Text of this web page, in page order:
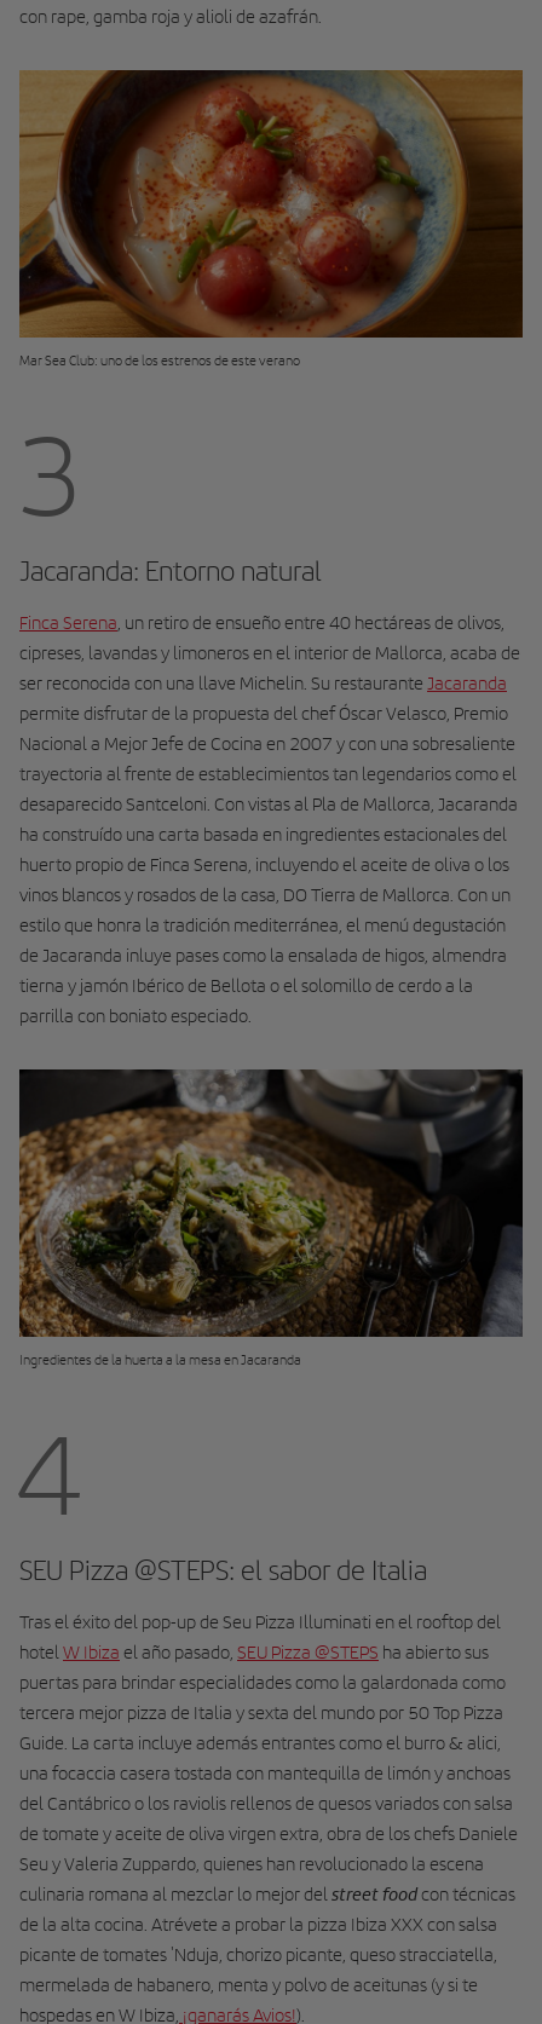
con rape, gamba roja y alioli de azafrán.
Mar Sea Club: uno de los estrenos de este verano
3
Jacaranda: Entorno natural
Finca Serena, un retiro de ensueño entre 40 hectáreas de olivos,
cipreses, lavandas y limoneros en el interior de Mallorca, acaba de
ser reconocida con una llave Michelin. Su restaurante Jacaranda
permite disfrutar de la propuesta del chef Óscar Velasco, Premio
Nacional a Mejor Jefe de Cocina en 2007 y con una sobresaliente
trayectoria al frente de establecimientos tan legendarios como el
desaparecido Santceloni. Con vistas al Pla de Mallorca, Jacaranda
ha construído una carta basada en ingredientes estacionales del
huerto propio de Finca Serena, incluyendo el aceite de oliva o los
vinos blancos y rosados de la casa, DO Tierra de Mallorca. Con un
estilo que honra la tradición mediterránea, el menú degustación
de Jacaranda inluye pases como la ensalada de higos, almendra
tierna y jamón Ibérico de Bellota o el solomillo de cerdo a la
parrilla con boniato especiado.
Ingredientes de la huerta a la mesa en Jacaranda
4
SEU Pizza @STEPS: el sabor de Italia
Tras el éxito del pop-up de Seu Pizza Illuminati en el rooftop del
hotelW Ibiza el año pasado, SEU Pizza @STEPS ha abierto sus
puertas para brindar especialidades como la galardonada como
tercera mejor pizza de Italia y sexta del mundo por 50 Top Pizza
Guide. La carta incluye además entrantes como el burro & alici,
una focaccia casera tostada con mantequilla de limón y anchoas
del Cantábrico o los raviolis rellenos de quesos variados con salsa
de tomate y aceite de oliva virgen extra, obra de los chefs Daniele
Seu y Valeria Zuppardo, quienes han revolucionado la escena
culinaria romana al mezclar lo mejor delstreet foodcon técnicas
de la alta cocina. Atrévete a probar la pizza Ibiza XXX con salsa
picante de tomates 'Nduja, chorizo picante, queso stracciatella,
mermelada de habanero, menta y polvo de aceitunas (y si te
hospedas en W Ibiza, ¡ganarás Avios!).